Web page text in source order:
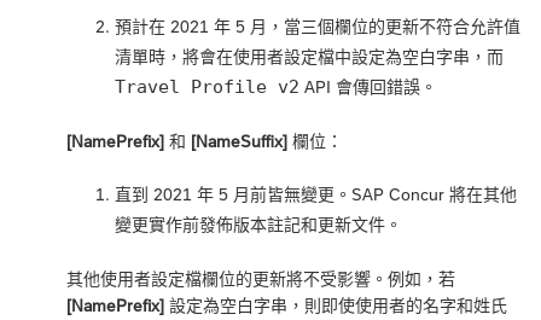
預計在 2021 年 5 月，當三個欄位的更新不符合允許值
清單時，將會在使用者設定檔中設定為空白字串，而
Travel Profile v2 API 會傳回錯誤。
[NamePrefix] 和 [NameSuffix] 欄位：
直到 2021 年 5 月前皆無變更。SAP Concur 將在其他
變更實作前發佈版本註記和更新文件。
其他使用者設定檔欄位的更新將不受影響。例如，若
[NamePrefix] 設定為空白字串，則即使使用者的名字和姓氏